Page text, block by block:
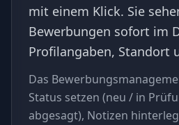
mit einem Klick. Sie
Bewerbungen sofort im
Profilangaben, Standort
Das
Status setzen (neu / in
abgesagt), Notizen